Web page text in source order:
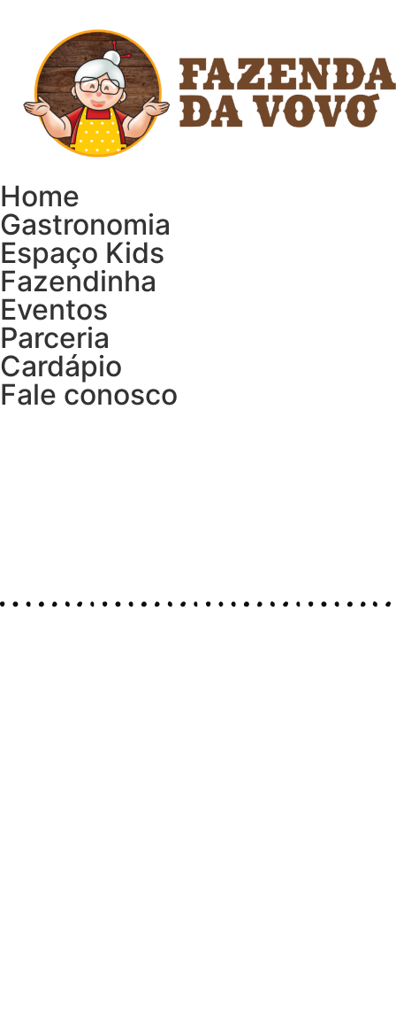
Home
Gastronomia
Espaço Kids
Fazendinha
Eventos
Parceria
Cardápio
Fale conosco